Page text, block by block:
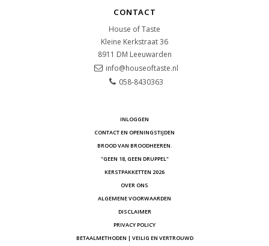
CONTACT
House of Taste
Kleine Kerkstraat 36
8911 DM Leeuwarden
info@houseoftaste.nl
058-8430363
INLOGGEN
CONTACT EN OPENINGSTIJDEN
BROOD VAN BROODHEEREN.
"GEEN 18, GEEN DRUPPEL"
KERSTPAKKETTEN 2026
OVER ONS
ALGEMENE VOORWAARDEN
DISCLAIMER
PRIVACY POLICY
BETAALMETHODEN | VEILIG EN VERTROUWD